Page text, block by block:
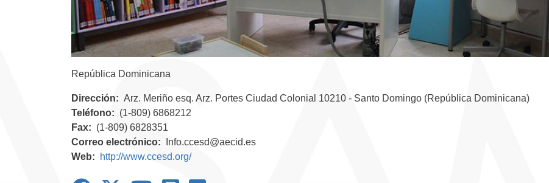
República Dominicana
Dirección
Arz. Meriño esq. Arz. Portes Ciudad Colonial 10210 - Santo Domingo (República Dominicana)
Teléfono
(1-809) 6868212
Fax
(1-809) 6828351
Correo electrónico
Info.ccesd@aecid.es
Web
http://www.ccesd.org/